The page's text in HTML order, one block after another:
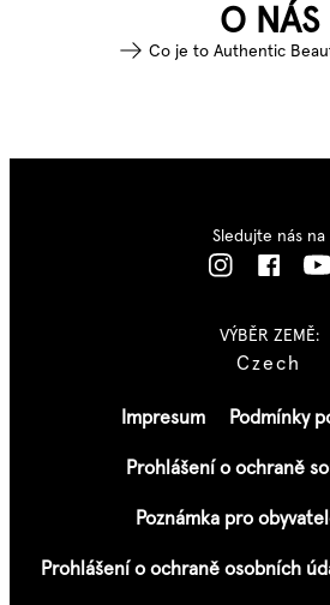
O NÁS
Co je to Authentic
Impresum Podmínky
Prohlášení o ochraně
Poznámka pro
Prohlášení o ochraně osobních
VÝBĚR ZEMĚ:
Czech
Sledujte nás na